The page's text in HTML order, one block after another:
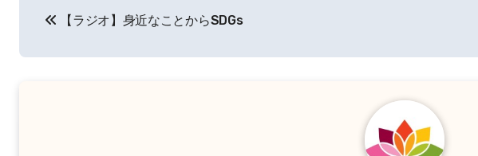
ナ
【ラジオ】身近なことからSDGs